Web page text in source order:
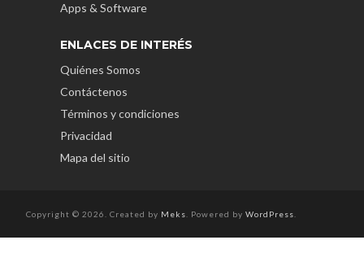
Apps & Software
ENLACES DE INTERÉS
Quiénes Somos
Contáctenos
Términos y condiciones
Privacidad
Mapa del sitio
Copyright © 2026. Created by Meks . Powered by WordPress